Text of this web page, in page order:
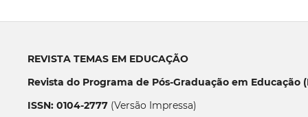
REVISTA TEMAS EM EDUCAÇÃO
Revista do Programa de Pós-Graduação em Educação
ISSN: 0104-2777(Versão Impressa)